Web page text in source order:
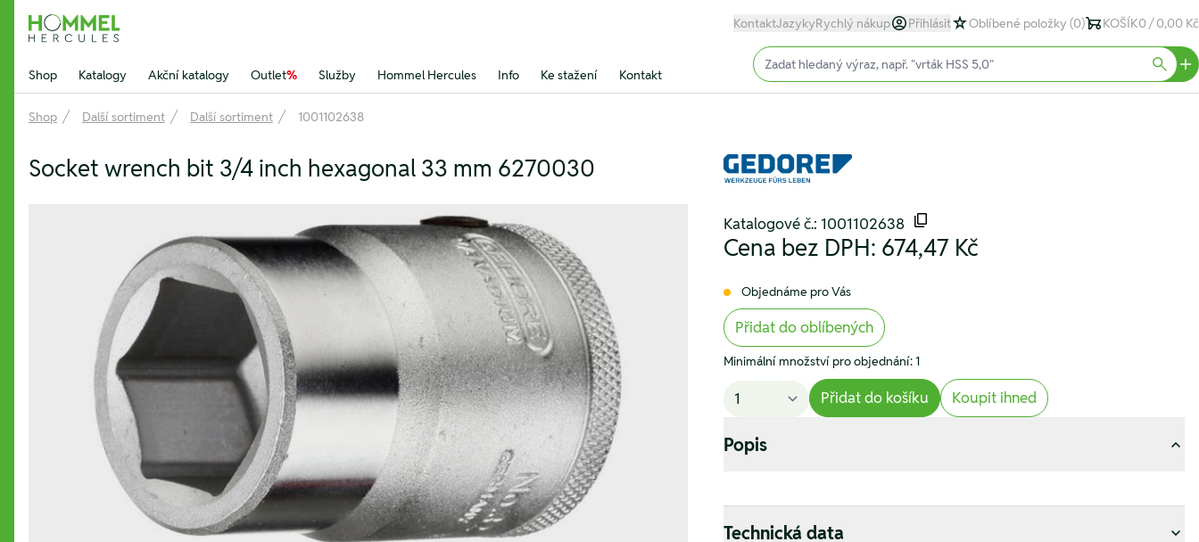
Hommel Hercules
KontaktJazykyRychlý nákup Přihlásit Oblíbené položky (0) KOŠÍK0 / 0,00 Kč
Shop Katalogy Akční katalogy Outlet% Služby Hommel Hercules Info Ke stažení Kontakt
Input (text)
Shop Další sortiment Další sortiment 1001102638
Socket wrench bit 3/4 inch hexagonal 33 mm 6270030
Katalogové č.: 1001102638
Cena bez DPH: 674,47 Kč
Objednáme pro Vás
Přidat do oblíbených
Minimální množství pro objednání: 1
Přidat do košíku Koupit ihned
Popis
Technická data